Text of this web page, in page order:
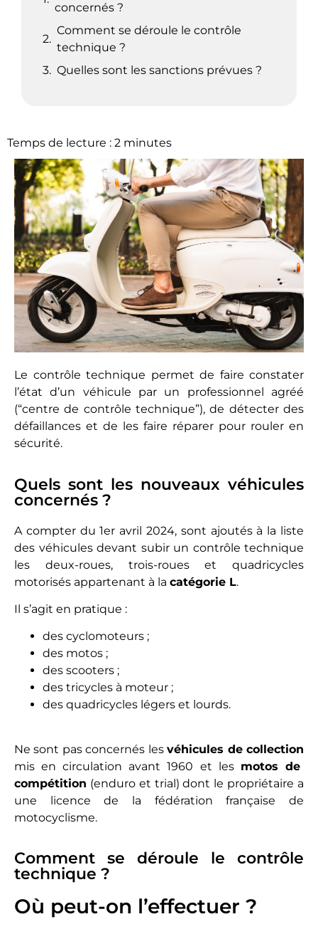
concernés ?
Comment se déroule le contrôle
technique ?
Quelles sont les sanctions prévues ?
Temps de lecture : 2 minutes
Le contrôle technique permet de faire constater
l’état d’un véhicule par un professionnel agréé
(“centre de contrôle technique”), de détecter des
défaillances et de les faire réparer pour rouler en
sécurité.
Quels sont les nouveaux véhicules
concernés ?
A compter du 1er avril 2024, sont ajoutés à la liste
des véhicules devant subir un contrôle technique
les deux-roues, trois-roues et quadricycles
motorisés appartenant à la catégorie L.
Il s’agit en pratique :
des cyclomoteurs ;
des motos ;
des scooters ;
des tricycles à moteur ;
des quadricycles légers et lourds.
Ne sont pas concernés lesvéhicules de collection
mis en circulation avant 1960 et les motos de
compétition (enduro et trial) dont le propriétaire a
une licence de la fédération française de
motocyclisme.
Comment se déroule le contrôle
technique ?
Où peut-on l’effectuer ?